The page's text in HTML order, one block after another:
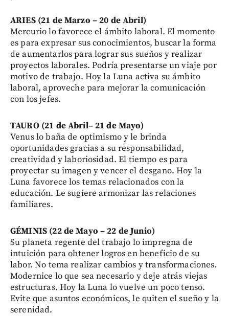
ARIES (21 de Marzo – 20 de Abril)
Mercurio lo favorece el ámbito laboral. El momento
es para expresar sus conocimientos, buscar la forma
de aumentarlos para lograr sus sueños y realizar
proyectos laborales. Podría presentarse un viaje por
motivo de trabajo. Hoy la Luna activa su ámbito
laboral, aproveche para mejorar la comunicación
con los jefes.
TAURO (21 de Abril– 21 de Mayo)
Venus lo baña de optimismo y le brinda
oportunidades gracias a su responsabilidad,
creatividad y laboriosidad. El tiempo es para
proyectar su imagen y vencer el desgano. Hoy la
Luna favorece los temas relacionados con la
educación. Le sugiere armonizar las relaciones
familiares.
GÉMINIS (22 de Mayo – 22 de Junio)
Su planeta regente del trabajo lo impregna de
intuición para obtener logros en beneficio de su
labor. No tema realizar cambios y transformaciones.
Modernice lo que sea necesario y deje atrás viejas
estructuras. Hoy la Luna lo vuelve un poco tenso.
Evite que asuntos económicos, le quiten el sueño y la
serenidad.